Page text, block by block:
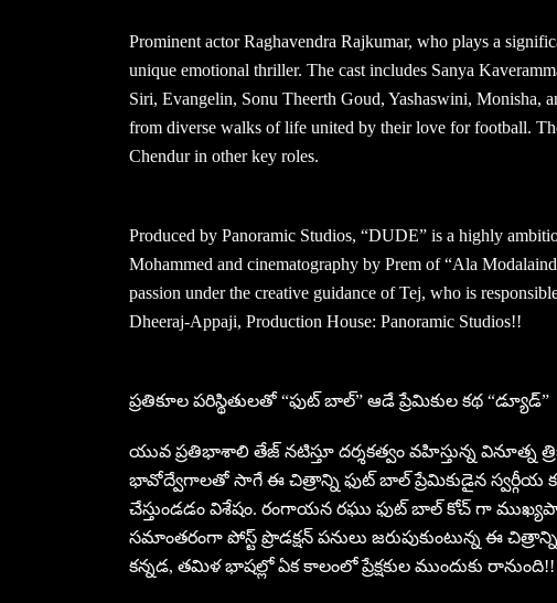
Prominent actor Raghavendra Rajkumar, who plays a
unique emotional thriller. The cast includes Sanya
Siri, Evangelin, Sonu Theerth Goud, Yashaswini, Monisha,
from diverse walks of life united by their love for football.
Chendur in other key roles.
Produced by Panoramic Studios, “DUDE” is a highly
Mohammed and cinematography by Prem of “Ala
passion under the creative guidance of Tej, who is
Dheeraj-Appaji, Production House: Panoramic Studios!!
ప్రతికూల పరిస్థితులతో “ఫుట్ బాల్” ఆడే ప్రేమికుల కథ “డ్యూడ్”
యువ ప్రతిభాశాలి తేజ్ నటిస్తూ దర్శకత్వం వహిస్తున్న
భావోద్వేగాలతో సాగే ఈ చిత్రాన్ని ఫుట్ బాల్ ప్రేమికుడైన స్వర్గీయ
చేస్తుండడం విశేషం. రంగాయన రఘు ఫుట్ బాల్ కోచ్ గా
సమాంతరంగా పోస్ట్ ప్రొడక్షన్ పనులు జరుపుకుంటున్న ఈ చిత్రాన్ని
కన్నడ, తమిళ భాషల్లో ఏక కాలంలో ప్రేక్షకుల ముందుకు రానుంది!!